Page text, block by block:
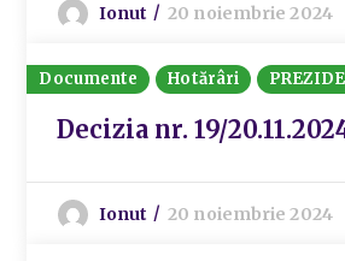
Ionut 20 noiembrie 2024
Documente Hotărâri
Decizia nr. 19/
Ionut 20 noiembrie 2024